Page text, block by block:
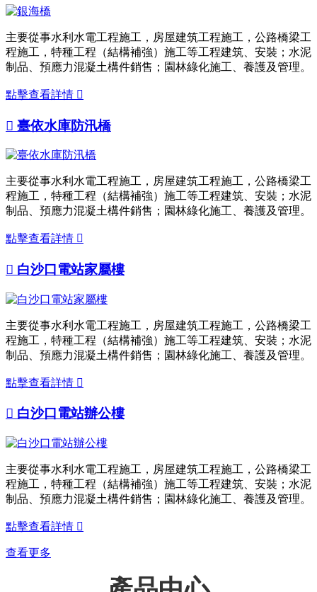
主要從事水利水電工程施工，房屋建筑工程施工，公路橋梁工
程施工，特種工程（結構補強）施工等工程建筑、安裝；水泥
制品、預應力混凝土構件銷售；園林綠化施工、養護及管理。
點擊查看詳情 
 臺依水庫防汛橋
主要從事水利水電工程施工，房屋建筑工程施工，公路橋梁工
程施工，特種工程（結構補強）施工等工程建筑、安裝；水泥
制品、預應力混凝土構件銷售；園林綠化施工、養護及管理。
點擊查看詳情 
 白沙口電站家屬樓
主要從事水利水電工程施工，房屋建筑工程施工，公路橋梁工
程施工，特種工程（結構補強）施工等工程建筑、安裝；水泥
制品、預應力混凝土構件銷售；園林綠化施工、養護及管理。
點擊查看詳情 
 白沙口電站辦公樓
主要從事水利水電工程施工，房屋建筑工程施工，公路橋梁工
程施工，特種工程（結構補強）施工等工程建筑、安裝；水泥
制品、預應力混凝土構件銷售；園林綠化施工、養護及管理。
點擊查看詳情 
查看更多